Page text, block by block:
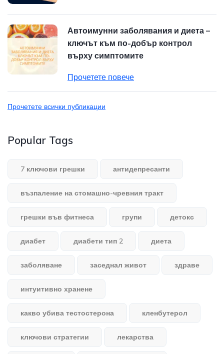
Автоимунни заболявания и диета –
ключът към по-добър контрол
върху симптомите
Прочетете повече
Прочетете всички публикации
Popular Tags
7 ключови грешки антидепресанти
възпаление на стомашно-чревния тракт
грешки във фитнеса групи детокс
диабет диабети тип 2 диета
заболяване заседнал живот здраве
интуитивно хранене
какво убива тестостерона кленбутерол
ключови стратегии лекарства